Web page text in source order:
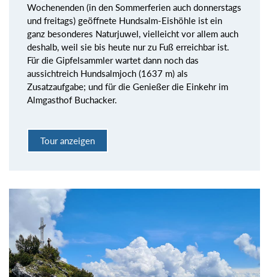
Wochenenden (in den Sommerferien auch donnerstags
und freitags) geöffnete Hundsalm-Eishöhle ist ein
ganz besonderes Naturjuwel, vielleicht vor allem auch
deshalb, weil sie bis heute nur zu Fuß erreichbar ist.
Für die Gipfelsammler wartet dann noch das
aussichtreich Hundsalmjoch (1637 m) als
Zusatzaufgabe; und für die Genießer die Einkehr im
Almgasthof Buchacker.
Tour anzeigen